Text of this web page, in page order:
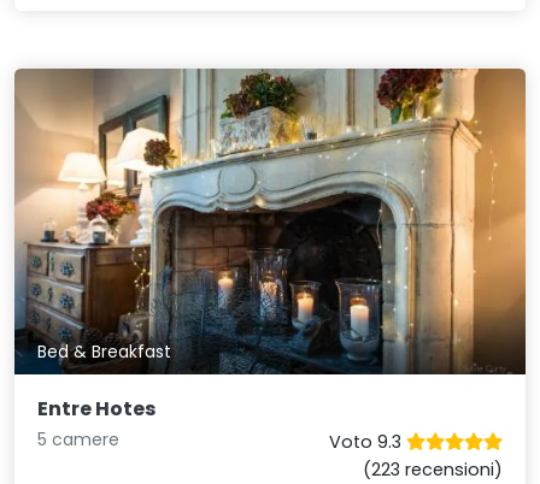
Bed & Breakfast
Entre Hotes
5 camere
Voto 9.3
(223 recensioni)